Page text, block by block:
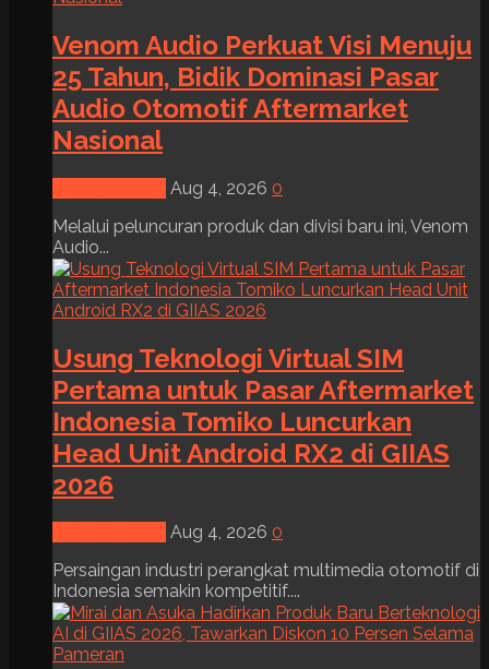
Venom Audio Perkuat Visi Menuju
25 Tahun, Bidik Dominasi Pasar
Audio Otomotif Aftermarket
Nasional
Aug 4, 2026 0
Melalui peluncuran produk dan divisi baru ini, Venom
Audio...
Usung Teknologi Virtual SIM
Pertama untuk Pasar Aftermarket
Indonesia Tomiko Luncurkan
Head Unit Android RX2 di GIIAS
2026
Aug 4, 2026 0
Persaingan industri perangkat multimedia otomotif di
Indonesia semakin kompetitif....